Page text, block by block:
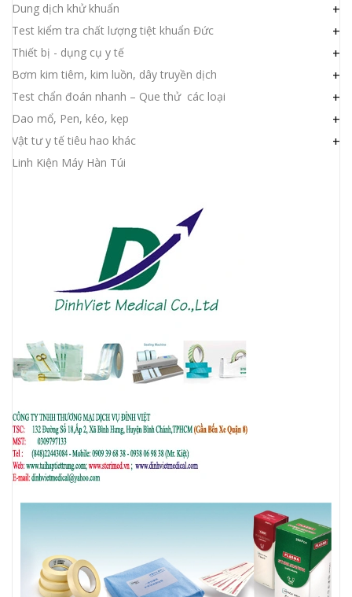
Dung dịch khử khuẩn +
Test kiểm tra chất lượng tiệt khuẩn Đức +
Thiết bị - dụng cụ y tế +
Bơm kim tiêm, kim luồn, dây truyền dịch +
Test chẩn đoán nhanh – Que thử các loại +
Dao mổ, Pen, kéo, kẹp +
Vật tư y tế tiêu hao khác +
Linh Kiện Máy Hàn Túi